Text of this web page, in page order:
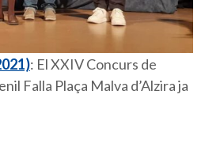
: El XXIV Concurs de
Falla Plaça Malva d’Alzira ja